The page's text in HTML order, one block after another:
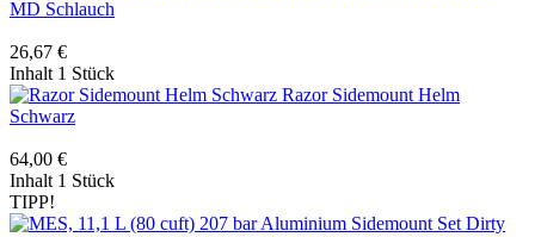
MD Schlauch
26,67 €
Inhalt 1 Stück
Razor Sidemount Helm
Schwarz
64,00 €
Inhalt 1 Stück
TIPP!